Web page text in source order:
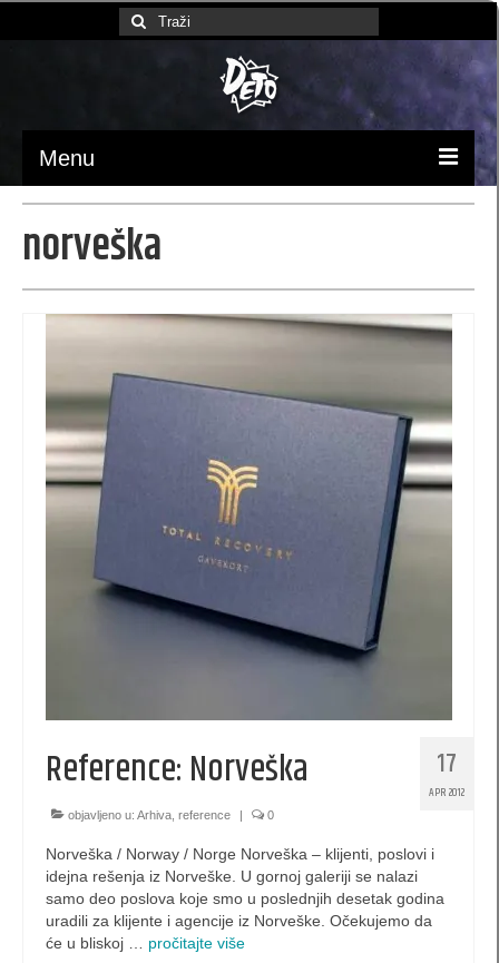
Search
for:
Menu
Ambalaža / pakovanje
luksuzne kese
kese 370x245x90 (MBX)
kese 170 x 260 x 60 (SB)
kese 260 x 170 x 60 (SBX)
kesa 140 x 210 x 60 (PB)
kesa 200 x 140 x 60 (PBX)
kesa 300 x 400 x 140 (XLS)
kesa 520 x 380 x 120 (XXL)
kese za piće
Luksuzne kutije
EKO kese
promotivne kutije
norveška
17
APR 2012
Reference: Norveška
objavljeno u: Arhiva reference | 0
Norveška / Norway / Norge Norveška – klijenti, poslovi i
idejna rešenja iz Norveške. U gornoj galeriji se nalazi
samo deo poslova koje smo u poslednjih desetak godina
uradili za klijente i agencije iz Norveške. Očekujemo da
će u bliskoj … pročitajte više